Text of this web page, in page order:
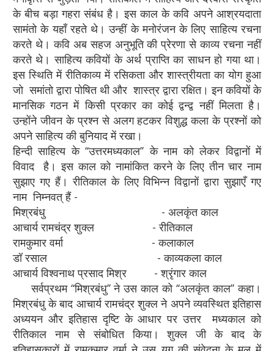
के बीच बड़ा गहरा संबंध है। इस काल के कवि अपने आश्रयदाता
सामंतो के यहाँ रहते थे। उन्हीं के मनोरंजन के लिए साहित्य रचना
करते थे। कवि अब सहज अनुभूति की प्रेरणा से काव्य रचना नहीं
करते थे। साहित्य कवियों के अर्थ प्राप्ति का साधन हो गया था।
इस स्थिति में रीतिकाव्य में रसिकता और शास्त्रीयता का योग हुआ
जो समांतो द्वारा पोषित थी और शास्त्र द्वारा रक्षित। इन कवियों के
मानसिक गठन में किसी प्रकार का कोई द्वन्द्व नहीं मिलता है।
उन्होंने जीवन के प्रश्न से अलग हटकर विशुद्ध कला के प्रश्नों को
अपने साहित्य की बुनियाद में रखा।
हिन्दी साहित्य के ‘‘उत्तरमध्यकाल’’ के नाम को लेकर विद्वानों में
विवाद है। इस काल को नामांकित करने के लिए तीन चार नाम
सुझाए गए हैं। रीतिकाल के लिए विभिन्न विद्वानों द्वारा सुझाएँ गए
नाम निम्नवत् हैं -
मिश्रबंधु - अलकृंत काल
आचार्य रामचंद्र शुक्ल - रीतिकाल
रामकुमार वर्मा - कलाकाल
डॉ रसाल - काव्यकला काल
आचार्य विश्वनाथ प्रसाद मिश्र - श्रृंगार काल
सर्वप्रथम ‘‘मिश्रबंधु’’ ने उस काल को ‘‘अलकृंत काल’’ कहा।
मिश्रबंधु के बाद आचार्य रामचंद्र शुक्ल ने अपने व्यवस्थित इतिहास
अध्ययन और इतिहास दृष्टि के आधार पर उत्तर मध्यकाल को
रीतिकाल नाम से संबोधित किया। शुक्ल जी के बाद के